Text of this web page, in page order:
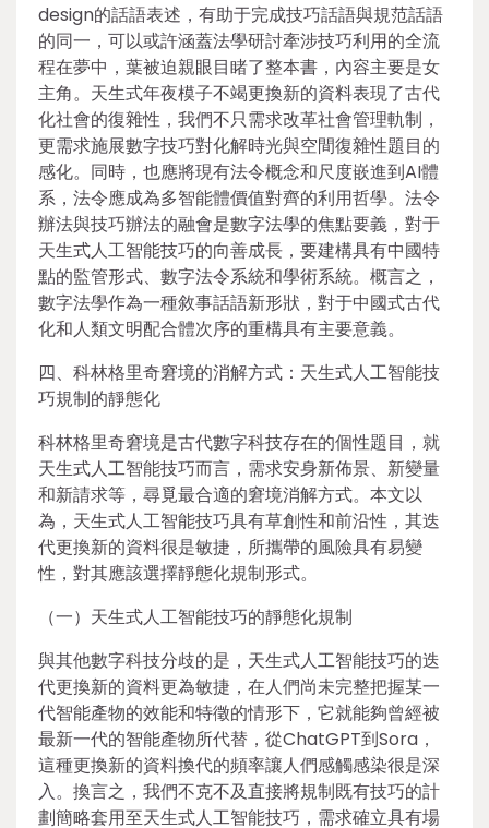
design的話語表述，有助于完成技巧話語與規范話語
的同一，可以或許涵蓋法學研討牽涉技巧利用的全流
程在夢中，葉被迫親眼目睹了整本書，內容主要是女
主角。天生式年夜模子不竭更換新的資料表現了古代
化社會的復雜性，我們不只需求改革社會管理軌制，
更需求施展數字技巧對化解時光與空間復雜性題目的
感化。同時，也應將現有法令概念和尺度嵌進到AI體
系，法令應成為多智能體價值對齊的利用哲學。法令
辦法與技巧辦法的融會是數字法學的焦點要義，對于
天生式人工智能技巧的向善成長，要建構具有中國特
點的監管形式、數字法令系統和學術系統。概言之，
數字法學作為一種敘事話語新形狀，對于中國式古代
化和人類文明配合體次序的重構具有主要意義。
四、科林格里奇窘境的消解方式：天生式人工智能技
巧規制的靜態化
科林格里奇窘境是古代數字科技存在的個性題目，就
天生式人工智能技巧而言，需求安身新佈景、新變量
和新請求等，尋覓最合適的窘境消解方式。本文以
為，天生式人工智能技巧具有草創性和前沿性，其迭
代更換新的資料很是敏捷，所攜帶的風險具有易變
性，對其應該選擇靜態化規制形式。
（一）天生式人工智能技巧的靜態化規制
與其他數字科技分歧的是，天生式人工智能技巧的迭
代更換新的資料更為敏捷，在人們尚未完整把握某一
代智能產物的效能和特徵的情形下，它就能夠曾經被
最新一代的智能產物所代替，從ChatGPT到Sora，
這種更換新的資料換代的頻率讓人們感觸感染很是深
入。換言之，我們不克不及直接將規制既有技巧的計
劃簡略套用至天生式人工智能技巧，需求確立具有場